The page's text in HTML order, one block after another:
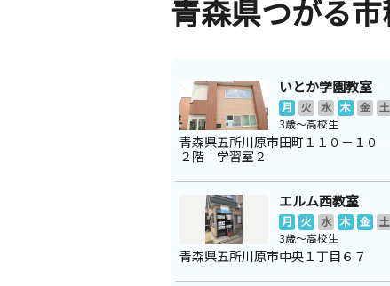
青森県つがる
いとか学園教室
月 火 水 木 金 土
3歳～高校生
青森県五所川原市田町１１０－１０
２階 学習室２
エルム西教室
月 火 水 木 金 土
3歳～高校生
青森県五所川原市中央１丁目６７